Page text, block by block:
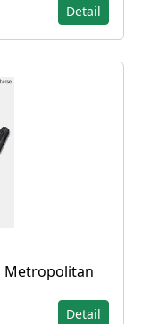
Detail
Metropolitan
Detail